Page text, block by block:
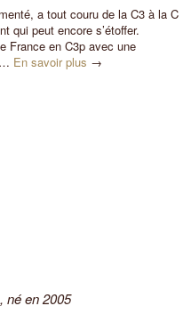
a tout couru de la C3 à la C
qui peut encore s’étoffer.
France en C3p avec une
En savoir plus →
né en 2005